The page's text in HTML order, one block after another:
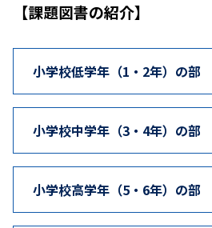
【課題図書の紹介】
小学校低学年（1・2年）の部
小学校中学年（3・4年）の部
小学校高学年（5・6年）の部